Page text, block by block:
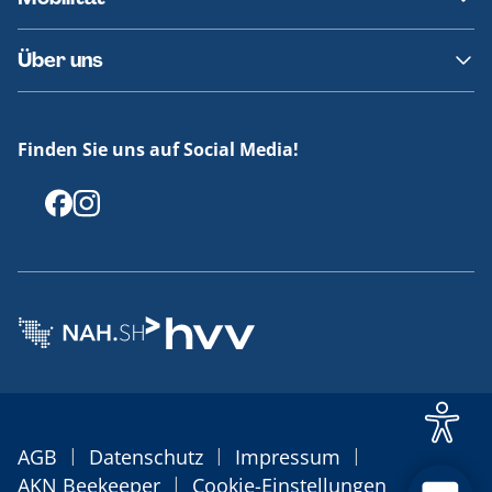
Fundsachen
Häufige Fragen
Barrierefreies Reisen
Erklärung Barrierefreiheit
Über uns
Offenlegungen
Finden Sie uns auf Social Media!
AGB | Datenschutz | Impressum |
AKN Beekeeper | Cookie-Einstellungen